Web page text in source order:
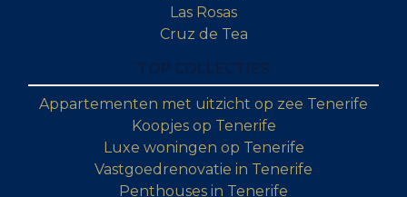
Las Rosas
Cruz de Tea
Appartementen met uitzicht op zee Tenerife
Koopjes op Tenerife
Luxe woningen op Tenerife
Vastgoedrenovatie in Tenerife
Penthouses in Tenerife